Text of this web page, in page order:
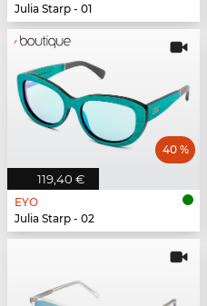
Julia Starp - 01
119,40 €
40 %
EYO
Julia Starp - 02